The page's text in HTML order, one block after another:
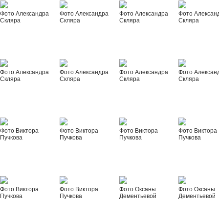
Фото Александра
Скляра
Фото Александра
Скляра
Фото Александра
Скляра
Фото
Скляра
Фото Александра
Скляра
Фото Александра
Скляра
Фото Александра
Скляра
Фото
Скляра
Фото Виктора
Пучкова
Фото Виктора
Пучкова
Фото Виктора
Пучкова
Фото Виктора
Пучкова
Фото Виктора
Пучкова
Фото Виктора
Пучкова
Фото Оксаны
Дементьевой
Фото Оксаны
Дементьевой